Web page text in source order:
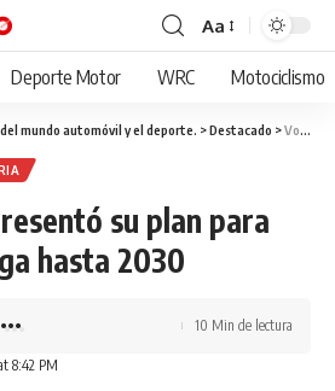
Cambiar
tamaño
fuente
Aa
Deporte Motor WRC Motociclismo
mundo automóvil y el deporte. >Destacado >Volkswagen presentó su plan para baterías y carga hasta 2030
su plan para
hasta 2030
8:42 PM
10 Min de lectura